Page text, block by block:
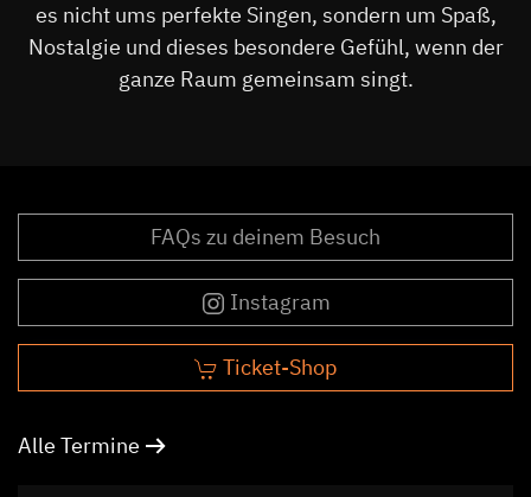
es nicht ums perfekte Singen, sondern um Spaß,
Nostalgie und dieses besondere Gefühl, wenn der
ganze Raum gemeinsam singt.
FAQs zu deinem Besuch
Instagram
Ticket-Shop
Alle Termine